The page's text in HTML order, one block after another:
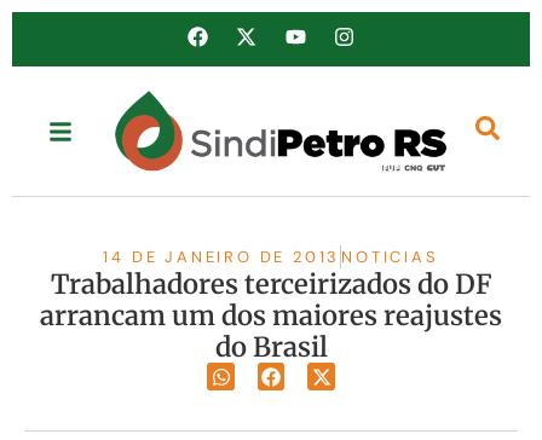
14 DE JANEIRO DE 2013 NOTICIAS
Trabalhadores terceirizados do DF
arrancam um dos maiores reajustes
do Brasil